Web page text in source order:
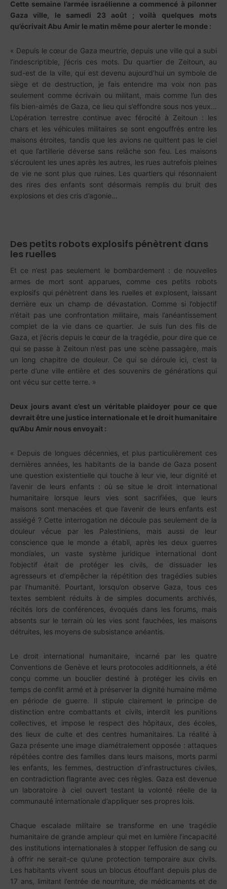
Cette semaine l’armée israélienne a commencé à pilonner
Gaza ville, le samedi 23 août ; voilà quelques mots
qu’écrivait Abu Amir le matin même pour alerter le monde :
« Depuis le cœur de Gaza meurtrie, depuis une ville qui a subi
l’indescriptible, j’écris ces mots. Du quartier de Zeitoun, au
sud-est de la ville, qui est devenu aujourd’hui un symbole de
siège et de destruction, je fais entendre ma voix non pas
seulement comme écrivain ou militant, mais comme l’un des
fils bien-aimés de Gaza, ce lieu qui s’effondre sous nos yeux…
L’opération terrestre continue avec férocité à Zeitoun : les
chars et les véhicules militaires se sont engouffrés entre les
maisons étroites, tandis que les avions ne quittent pas le ciel
et que l’artillerie déverse sans relâche son feu. Les maisons
s’écroulent les unes après les autres, les rues autrefois pleines
de vie ne sont plus que ruines. Les quartiers qui résonnaient
des rires des enfants sont désormais remplis du bruit des
explosions et des cris d’agonie…
Des petits robots explosifs pénètrent dans
les ruelles
Et ce n’est pas seulement le bombardement : de nouvelles
armes de mort sont apparues, comme ces petits robots
explosifs qui pénètrent dans les ruelles et explosent, laissant
derrière eux un champ de dévastation. Comme si l’objectif
n’était pas une confrontation militaire, mais l’anéantissement
complet de la vie dans ce quartier. Je suis l’un des fils de
Gaza, et j’écris depuis le cœur de la tragédie, pour dire que ce
qui se passe à Zeitoun n’est pas une scène passagère, mais
un long chapitre de douleur. Ce qui se déroule ici, c’est la
perte d’une ville entière et des souvenirs de générations qui
ont vécu sur cette terre. »
Deux jours avant c’est un véritable plaidoyer pour ce que
devrait être une justice internationale et le droit humanitaire
qu’Abu Amir nous envoyait :
« Depuis de longues décennies, et plus particulièrement ces
dernières années, les habitants de la bande de Gaza posent
une question existentielle qui touche à leur vie, leur dignité et
l’avenir de leurs enfants : où se situe le droit international
humanitaire lorsque leurs vies sont sacrifiées, que leurs
maisons sont menacées et que l’avenir de leurs enfants est
assiégé ? Cette interrogation ne découle pas seulement de la
douleur vécue par les Palestiniens, mais aussi de leur
conscience que le monde a établi, après les deux guerres
mondiales, un vaste système juridique international dont
l’objectif était de protéger les civils, de dissuader les
agresseurs et d’empêcher la répétition des tragédies subies
par l’humanité. Pourtant, lorsqu’on observe Gaza, tous ces
textes semblent réduits à de simples documents archivés,
récités lors de conférences, évoqués dans les forums, mais
absents sur le terrain où les vies sont fauchées, les maisons
détruites, les moyens de subsistance anéantis.
Le droit international humanitaire, incarné par les quatre
Conventions de Genève et leurs protocoles additionnels, a été
conçu comme un bouclier destiné à protéger les civils en
temps de conflit armé et à préserver la dignité humaine même
en période de guerre. Il stipule clairement le principe de
distinction entre combattants et civils, interdit les punitions
collectives, et impose le respect des hôpitaux, des écoles,
des lieux de culte et des centres humanitaires. La réalité à
Gaza présente une image diamétralement opposée : attaques
répétées contre des familles dans leurs maisons, morts parmi
les enfants, les femmes, destruction d’infrastructures civiles,
en contradiction flagrante avec ces règles. Gaza est devenue
un laboratoire à ciel ouvert testant la volonté réelle de la
communauté internationale d’appliquer ses propres lois.
Chaque escalade militaire se transforme en une tragédie
humanitaire de grande ampleur qui met en lumière l’incapacité
des institutions internationales à stopper l’effusion de sang ou
à offrir ne serait-ce qu’une protection temporaire aux civils.
Les habitants vivent sous un blocus étouffant depuis plus de
17 ans, limitant l’entrée de nourriture, de médicaments et de